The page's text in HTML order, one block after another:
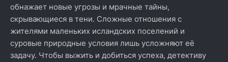
обнажает новые угрозы и мрачные тайны,
скрывающиеся в тени. Сложные отношения с
жителями маленьких исландских поселений и
суровые природные условия лишь усложняют её
задачу. Чтобы выжить и добиться успеха, детективу